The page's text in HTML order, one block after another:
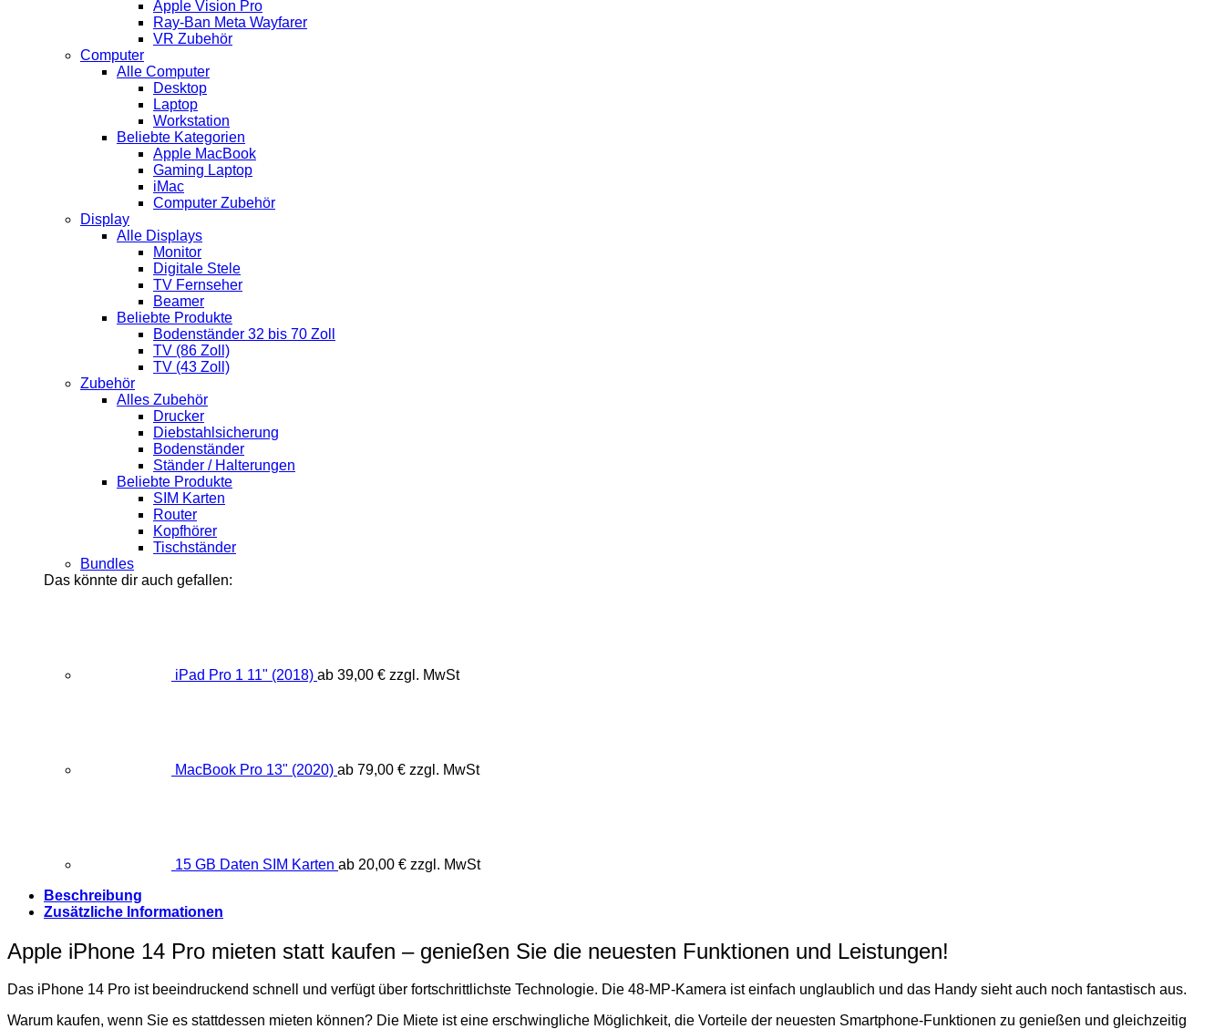
Apple Vision Pro
Ray-Ban Meta Wayfarer
VR Zubehör
Computer
Alle Computer
Desktop
Laptop
Workstation
Beliebte Kategorien
Apple MacBook
Gaming Laptop
iMac
Computer Zubehör
Display
Alle Displays
Monitor
Digitale Stele
TV Fernseher
Beamer
Beliebte Produkte
Bodenständer 32 bis 70 Zoll
TV (86 Zoll)
TV (43 Zoll)
Zubehör
Alles Zubehör
Drucker
Diebstahlsicherung
Bodenständer
Ständer / Halterungen
Beliebte Produkte
SIM Karten
Router
Kopfhörer
Tischständer
Bundles
Das könnte dir auch gefallen:
iPad Pro 1 11" (2018) ab 39,00 € zzgl. MwSt
MacBook Pro 13" (2020) ab 79,00 € zzgl. MwSt
15 GB Daten SIM Karten ab 20,00 € zzgl. MwSt
Beschreibung
Zusätzliche Informationen
Apple iPhone 14 Pro mieten statt kaufen – genießen Sie die neuesten Funktionen und Leistungen!
Das iPhone 14 Pro ist beeindruckend schnell und verfügt über fortschrittlichste Technologie. Die 48-MP-Kamera ist einfach unglaublich und das Handy sieht auch noch fantastisch aus.
Warum kaufen, wenn Sie es stattdessen mieten können? Die Miete ist eine erschwingliche Möglichkeit, die Vorteile der neuesten Smartphone-Funktionen zu genießen und gleichzeitig